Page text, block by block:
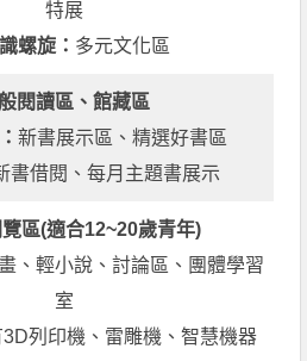
特展
螺旋： 多元文化區
閱讀區、館藏區
新書展示區、精選好書區
書借閱、每月主題書展示
區(適合12~20歲青年)
、輕小說、討論區、團體學習
室
3D列印機、雷雕機、智慧機器